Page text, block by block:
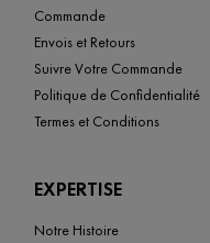
Commande
Envois et Retours
Suivre Votre Commande
Politique de Confidentialité
Termes et Conditions
EXPERTISE
Notre Histoire